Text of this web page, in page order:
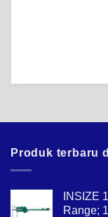
Produk terbaru
INSIZE
Range;